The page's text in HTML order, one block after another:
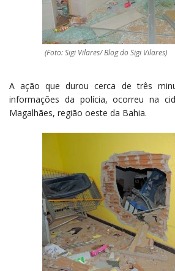
(Foto: Sigi Vilares/ Blog do Sigi Vilares)
A ação que durou cerca de três
informações da polícia, ocorreu na
Magalhães, região oeste da Bahia.